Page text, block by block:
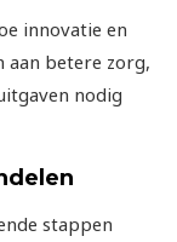
innovatie en
betere zorg,
nodig
stappen